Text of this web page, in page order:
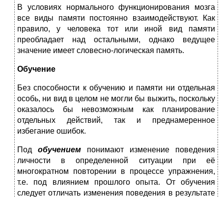
В условиях нормального функционирования мозга
все виды памяти постоянно взаимодействуют. Как
правило, у человека тот или иной вид памяти
преобладает над остальными, однако ведущее
значение имеет словесно-логическая память.
Обучение
Без способности к обучению и памяти ни отдельная
особь, ни вид в целом не могли бы выжить, поскольку
оказалось бы невозможным как планирование
отдельных действий, так и преднамеренное
избегание ошибок.
Под обучением понимают изменение поведения
личности в определенной ситуации при её
многократном повторении в процессе упражнения,
т.е. под влиянием прошлого опыта. От обучения
следует отличать изменения поведения в результате